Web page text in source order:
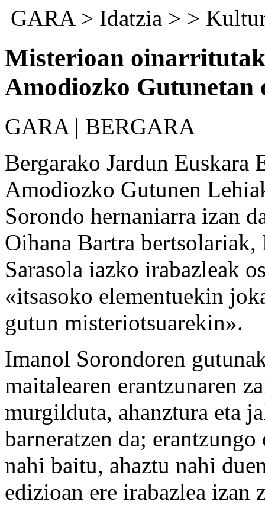
GARA> Idatzia > >
Misterioan
Amodiozko Gutunetan
GARA | BERGARA
Bergarako Jardun Euskara
Amodiozko Gutunen
Sorondo hernaniarra izan
Oihana Bartra
Sarasola iazko irabazleak
«itsasoko elementuekin
gutun misteriotsuarekin».
Imanol Sorondoren
maitalearen erantzunaren
murgilduta, ahanztura eta
barneratzen da;
nahi baitu, ahaztu nahi
edizioan ere irabazlea izan